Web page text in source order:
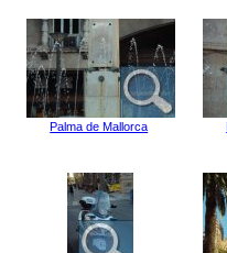
Palma de Mallorca